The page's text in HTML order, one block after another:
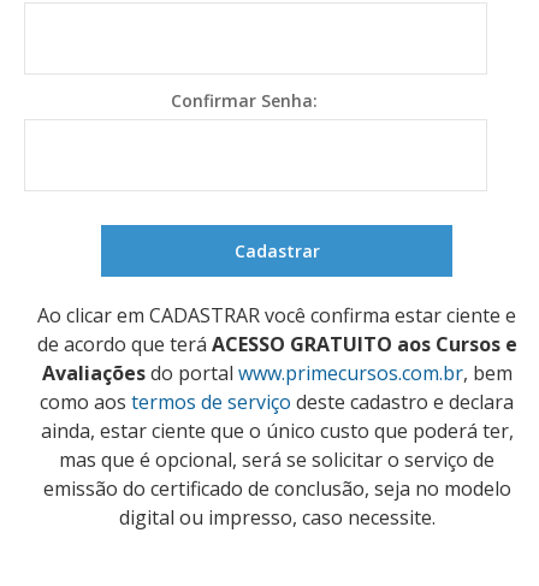
Confirmar Senha:
Ao clicar em CADASTRAR você confirma estar ciente e
de acordo que terá ACESSO GRATUITO aos Cursos e
Avaliaçõesdo portal www.primecursos.com.br, bem
como aos termos de serviço deste cadastro e declara
ainda, estar ciente que o único custo que poderá ter,
mas que é opcional, será se solicitar o serviço de
emissão do certificado de conclusão, seja no modelo
digital ou impresso, caso necessite.